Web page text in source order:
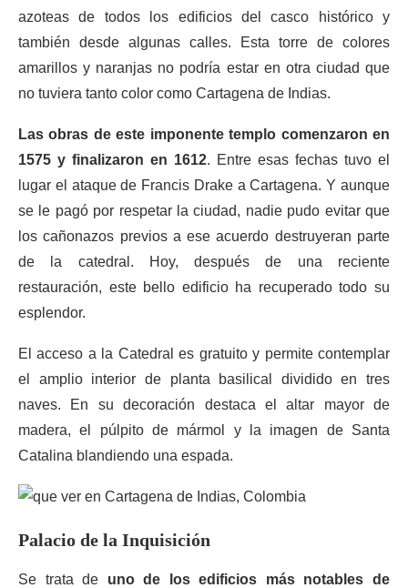
azoteas de todos los edificios del casco histórico y
también desde algunas calles. Esta torre de colores
amarillos y naranjas no podría estar en otra ciudad que
no tuviera tanto color como Cartagena de Indias.
Las obras de este imponente templo comenzaron en
1575 y finalizaron en 1612. Entre esas fechas tuvo el
lugar el ataque de Francis Drake a Cartagena. Y aunque
se le pagó por respetar la ciudad, nadie pudo evitar que
los cañonazos previos a ese acuerdo destruyeran parte
de la catedral. Hoy, después de una reciente
restauración, este bello edificio ha recuperado todo su
esplendor.
El acceso a la Catedral es gratuito y permite contemplar
el amplio interior de planta basilical dividido en tres
naves. En su decoración destaca el altar mayor de
madera, el púlpito de mármol y la imagen de Santa
Catalina blandiendo una espada.
Palacio de la Inquisición
Se trata de uno de los edificios más notables de